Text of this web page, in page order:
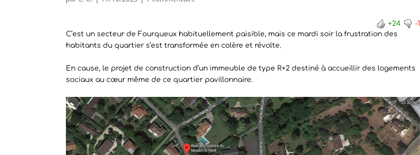
+24
-1
C’est un secteur de Fourqueux habituellement paisible, mais ce mardi soir la frustration des
habitants du quartier s’est transformée en colère et révolte.
En cause, le projet de construction d’un immeuble de type R+2 destiné à accueillir des logements
sociaux au cœur même de ce quartier pavillonnaire.